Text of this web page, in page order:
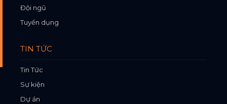
Đội ngũ
Tuyển dụng
TIN TỨC
Tin Tức
Sự kiện
Dự án